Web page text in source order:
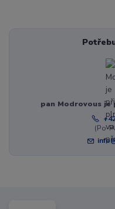
pan Modrovous je
(Po-